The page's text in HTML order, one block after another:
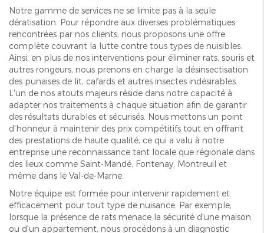
Notre gamme de services ne se limite pas à la seule
dératisation. Pour répondre aux diverses problématiques
rencontrées par nos clients, nous proposons une offre
complète couvrant la lutte contre tous types de nuisibles.
Ainsi, en plus de nos interventions pour éliminer rats, souris et
autres rongeurs, nous prenons en charge la désinsectisation
des punaises de lit, cafards et autres insectes indésirables.
L'un de nos atouts majeurs réside dans notre capacité à
adapter nos traitements à chaque situation afin de garantir
des résultats durables et sécurisés. Nous mettons un point
d'honneur à maintenir des prix compétitifs tout en offrant
des prestations de haute qualité, ce qui a valu à notre
entreprise une reconnaissance tant locale que régionale dans
des lieux comme Saint-Mandé, Fontenay, Montreuil et
même dans le Val-de-Marne.
Notre équipe est formée pour intervenir rapidement et
efficacement pour tout type de nuisance. Par exemple,
lorsque la présence de rats menace la sécurité d'une maison
ou d'un appartement, nous procédons à un diagnostic